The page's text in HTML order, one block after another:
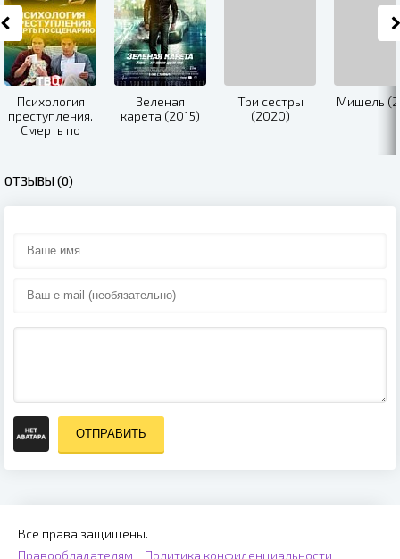
Психология
преступления.
Смерть по
Зеленая
карета (2015)
Три сестры
(2020)
Мишель
ОТЗЫВЫ (0)
ОТПРАВИТЬ
Все права защищены.
Правообладателям
Политика конфиденциальности